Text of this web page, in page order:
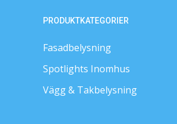
PRODUKTKATEGORIER
Fasadbelysning
Spotlights Inomhus
Vägg & Takbelysning